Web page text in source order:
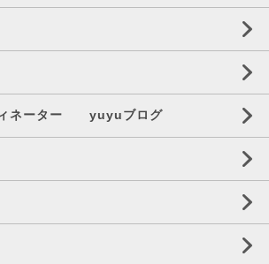
ィネーター yuyuブログ